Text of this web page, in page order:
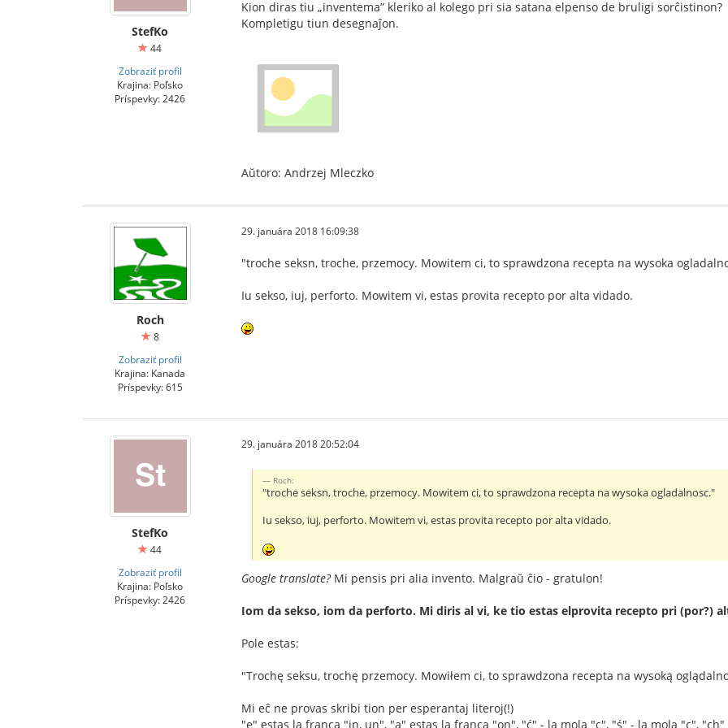
StefKo
44
Zobraziť profil
Krajina: Poľsko
Príspevky: 2426
Kion diras tiu „inventema” kleriko al kolego pri sia satana elpenso de bruligi sorĉistinon?
Kompletigu tiun desegnaĵon.
Aŭtoro: Andrzej Mleczko
Roch
8
Zobraziť profil
Krajina: Kanada
Príspevky: 615
29. januára 2018 16:09:38
"troche seksn, troche, przemocy. Mowitem ci, to sprawdzona recepta na wysoka
Iu sekso, iuj, perforto. Mowitem vi, estas provita recepto por alta vidado.
StefKo
44
Zobraziť profil
Krajina: Poľsko
Príspevky: 2426
29. januára 2018 20:52:04
Roch:
"troche seksn, troche, przemocy. Mowitem ci, to sprawdzona recepta na wysoka ogladalnosc."
Iu sekso, iuj, perforto. Mowitem vi, estas provita recepto por alta vidado.
Google translate?Mi pensis pri alia invento. Malgraŭ ĉio - gratulon!
Iom da sekso, iom da perforto. Mi diris al vi, ke tio estas elprovita recepto pri (por?)
Pole estas:
"Trochę seksu, trochę przemocy. Mowiłem ci, to sprawdzona recepta na wysoką
Mi eĉ ne provas skribi tion per esperantaj literoj(!)
"ę" estas la franca "in, un", "ą" estas la franca "on", "ć" - la mola "c", "ś" - la mola "c",